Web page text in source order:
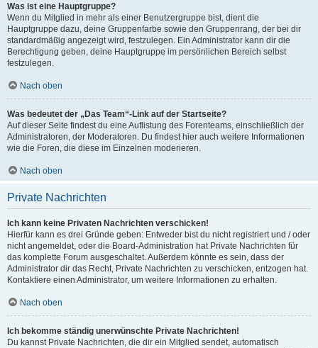
Was ist eine Hauptgruppe?
Wenn du Mitglied in mehr als einer Benutzergruppe bist, dient die
Hauptgruppe dazu, deine Gruppenfarbe sowie den Gruppenrang, der bei dir
standardmäßig angezeigt wird, festzulegen. Ein Administrator kann dir die
Berechtigung geben, deine Hauptgruppe im persönlichen Bereich selbst
festzulegen.
Nach oben
Was bedeutet der „Das Team“-Link auf der Startseite?
Auf dieser Seite findest du eine Auflistung des Forenteams, einschließlich der
Administratoren, der Moderatoren. Du findest hier auch weitere Informationen
wie die Foren, die diese im Einzelnen moderieren.
Nach oben
Private Nachrichten
Ich kann keine Privaten Nachrichten verschicken!
Hierfür kann es drei Gründe geben: Entweder bist du nicht registriert und / oder
nicht angemeldet, oder die Board-Administration hat Private Nachrichten für
das komplette Forum ausgeschaltet. Außerdem könnte es sein, dass der
Administrator dir das Recht, Private Nachrichten zu verschicken, entzogen hat.
Kontaktiere einen Administrator, um weitere Informationen zu erhalten.
Nach oben
Ich bekomme ständig unerwünschte Private Nachrichten!
Du kannst Private Nachrichten, die dir ein Mitglied sendet, automatisch